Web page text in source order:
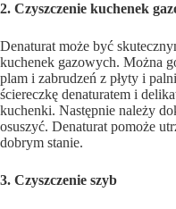
2. Czyszczenie kuchenek
Denaturat może być
kuchenek gazowych. Można
plam i zabrudzeń z płyty i
ściereczkę denaturatem i
kuchenki. Następnie należy
osuszyć. Denaturat pomoże
dobrym stanie.
3. Czyszczenie szyb